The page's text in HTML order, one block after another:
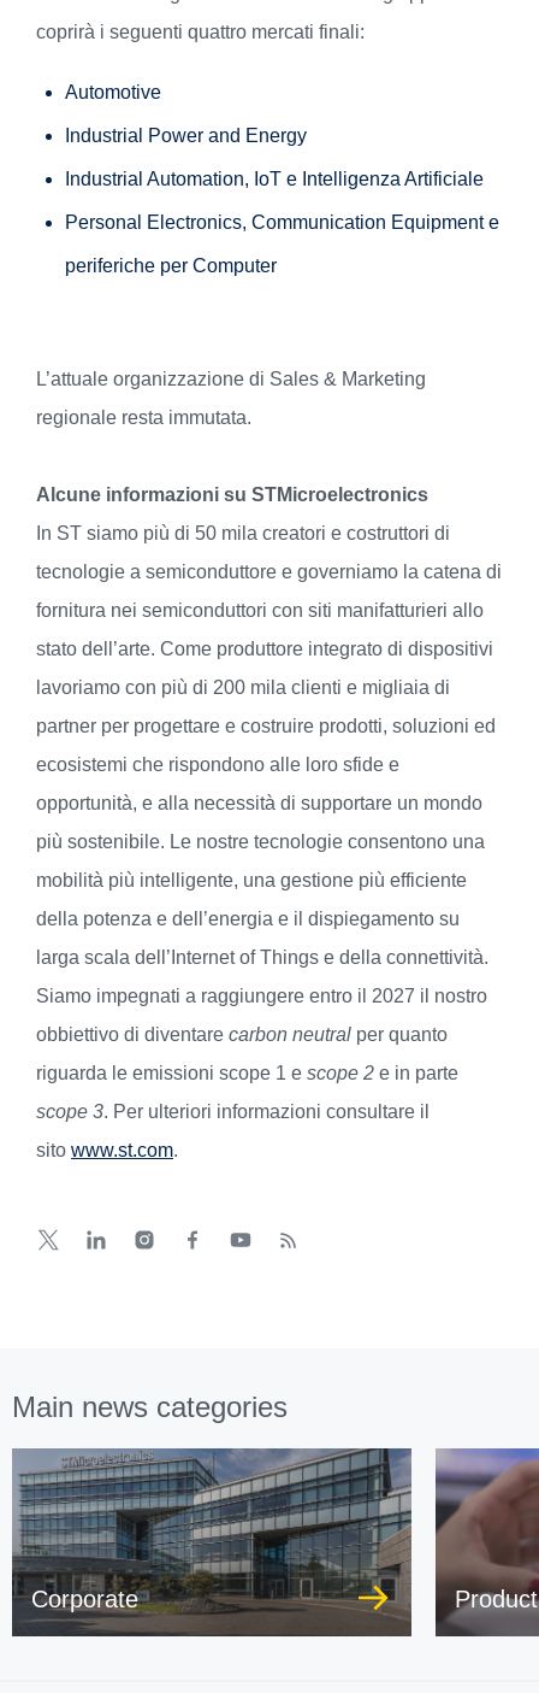
coprirà i seguenti quattro mercati finali:
Automotive
Industrial Power and Energy
Industrial Automation, IoT e Intelligenza Artificiale
Personal Electronics, Communication Equipment e
periferiche per Computer
L’attuale organizzazione di Sales & Marketing
regionale resta immutata.
Alcune informazioni su STMicroelectronics
In ST siamo più di 50 mila creatori e costruttori di
tecnologie a semiconduttore e governiamo la catena di
fornitura nei semiconduttori con siti manifatturieri allo
stato dell’arte. Come produttore integrato di dispositivi
lavoriamo con più di 200 mila clienti e migliaia di
partner per progettare e costruire prodotti, soluzioni ed
ecosistemi che rispondono alle loro sfide e
opportunità, e alla necessità di supportare un mondo
più sostenibile. Le nostre tecnologie consentono una
mobilità più intelligente, una gestione più efficiente
della potenza e dell’energia e il dispiegamento su
larga scala dell’Internet of Things e della connettività.
Siamo impegnati a raggiungere entro il 2027 il nostro
obbiettivo di diventare carbon neutral per quanto
riguarda le emissioni scope 1 e scope 2 e in parte
scope 3. Per ulteriori informazioni consultare il
sito www.st.com.
Main news categories
Corporate